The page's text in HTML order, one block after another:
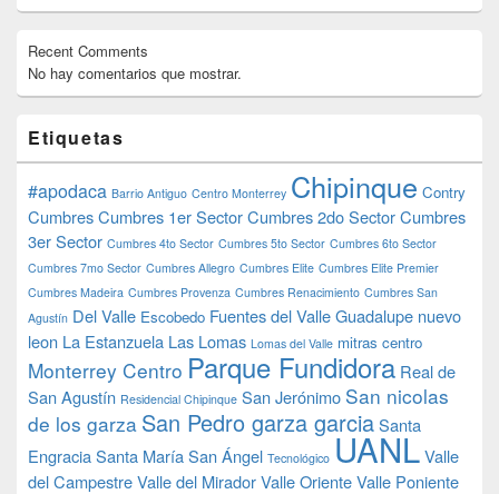
Recent Comments
No hay comentarios que mostrar.
Etiquetas
#apodaca Barrio Antiguo Centro Monterrey Chipinque Contry
CumbresCumbres 1er SectorCumbres 2do SectorCumbres
3er Sector Cumbres 4to Sector Cumbres 5to Sector Cumbres 6to Sector
Cumbres 7mo Sector Cumbres Allegro Cumbres Elite Cumbres Elite Premier
Cumbres Madeira Cumbres Provenza Cumbres Renacimiento Cumbres San
Agustín Del Valle Escobedo Fuentes del ValleGuadalupe nuevo
leon La Estanzuela Las Lomas Lomas del Valle mitras centro
Monterrey Centro Parque Fundidora Real de
San Agustín Residencial Chipinque San Jerónimo San nicolas
de los garza San Pedro garza garciaSanta
EngraciaSanta MaríaSan Ángel Tecnológico UANLValle
del CampestreValle del MiradorValle OrienteValle Poniente